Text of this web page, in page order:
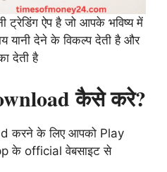
ट्रेडिंग ऐप है जो आपके भविष्य में
यानी देने के विकल्प देती है और
देती है
कैसे करे?
करने के लिए आपको Play
के official वेबसाइट से